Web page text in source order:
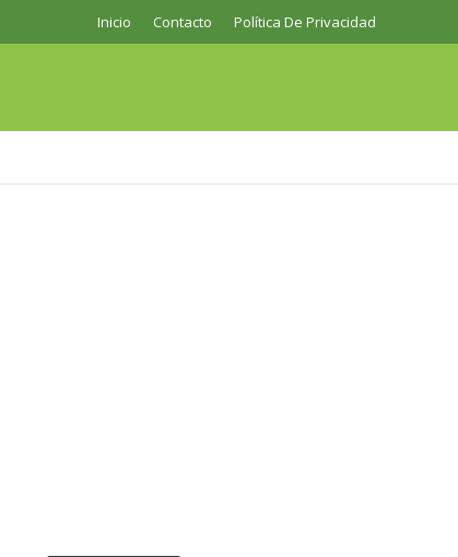
Inicio Contacto Política De Privacidad